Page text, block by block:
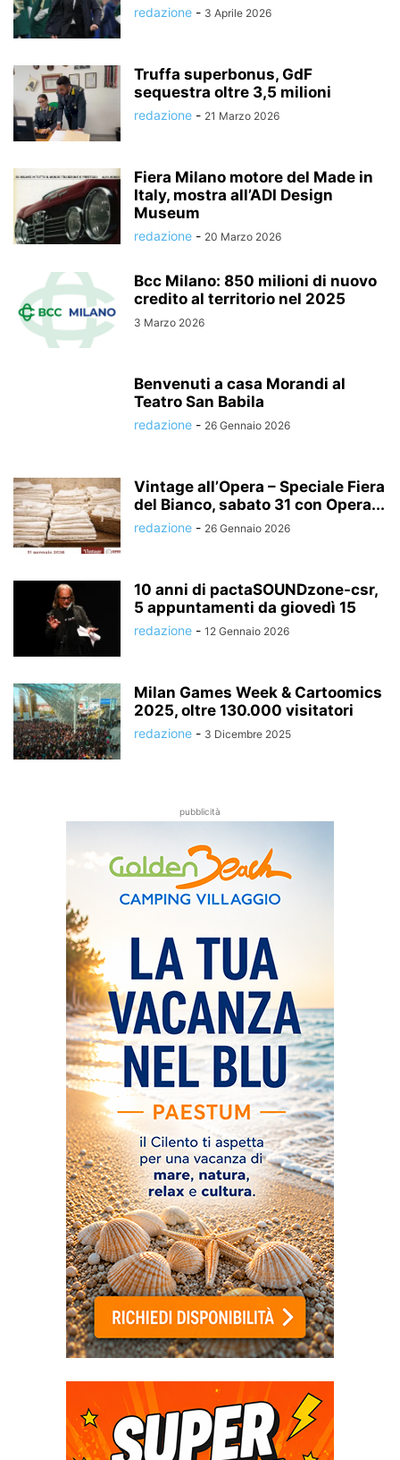
redazione - 3 Aprile 2026
Truffa superbonus, GdF
sequestra oltre 3,5 milioni
redazione - 21 Marzo 2026
Fiera Milano motore del Made in
Italy, mostra all’ADI Design
Museum
redazione - 20 Marzo 2026
Bcc Milano: 850 milioni di nuovo
credito al territorio nel 2025
3 Marzo 2026
Benvenuti a casa Morandi al
Teatro San Babila
redazione - 26 Gennaio 2026
Vintage all’Opera – Speciale Fiera
del Bianco, sabato 31 con Opera...
redazione - 26 Gennaio 2026
10 anni di pactaSOUNDzone-csr,
5 appuntamenti da giovedì 15
redazione - 12 Gennaio 2026
Milan Games Week & Cartoomics
2025, oltre 130.000 visitatori
redazione - 3 Dicembre 2025
pubblicità